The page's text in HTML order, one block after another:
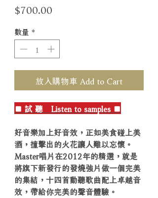
$700.00
數量 *
放入購物車 Add to Cart
■ 試 聽 Listen to samples ■
好音樂加上好音效，正如美食碰上美
酒，撞擊出的火花讓人難以忘懷。
Master唱片在2012年的精選，就是
將旗下新發行的發燒強片做一個完美
的集結，十四首動聽歌曲配上卓越音
效，帶給你完美的聲音體驗。